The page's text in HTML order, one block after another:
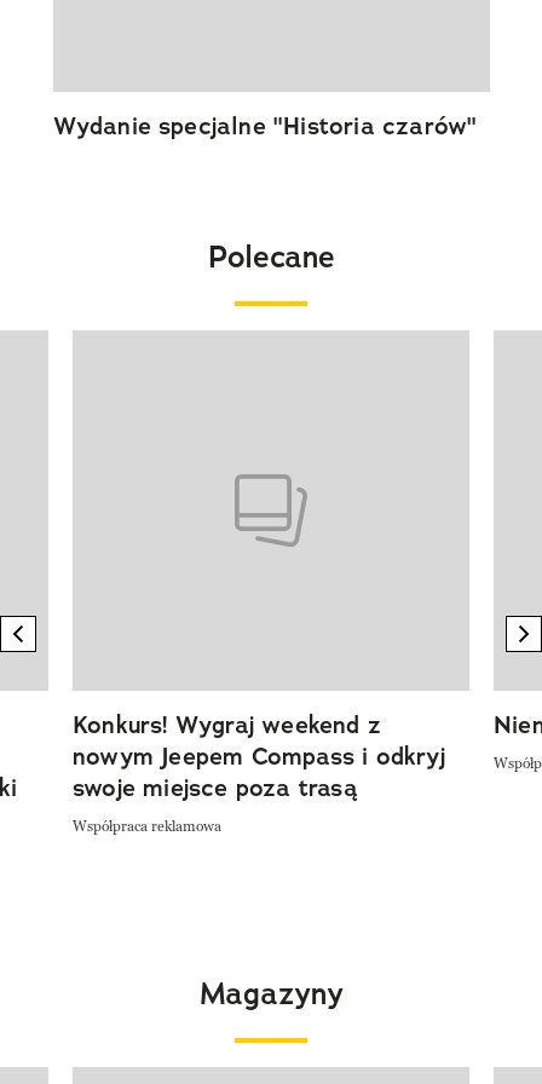
Wydanie specjalne "Historia czarów"
Polecane
previous element
Konkurs! Wygraj weekend z
nowym Jeepem Compass i odkryj
swoje miejsce poza trasą
Współpraca reklamowa
Magazyny